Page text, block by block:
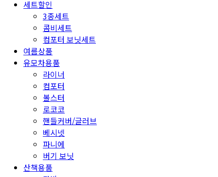
세트할인
3종세트
콤비세트
컴포터 보닛세트
여름상품
유모차용품
라이너
컴포터
볼스터
로코코
핸들커버/글러브
베시넷
파니에
버기 보닛
산책용품